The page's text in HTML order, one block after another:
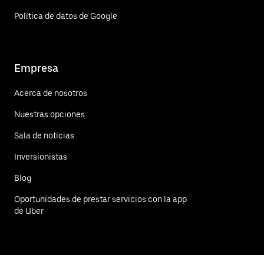
Política de datos de Google
Empresa
Acerca de nosotros
Nuestras opciones
Sala de noticias
Inversionistas
Blog
Oportunidades de prestar servicios con la app
de Uber